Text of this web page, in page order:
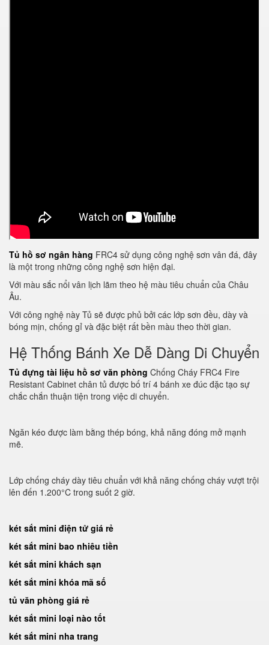
Tủ hồ sơ ngân hàng FRC4 sử dụng công nghệ sơn vân đá, đây
là một trong những công nghệ sơn hiện đại.
Với màu sắc nổi vân lịch lãm theo hệ màu tiêu chuẩn của Châu
Âu.
Với công nghệ này Tủ sẽ được phủ bởi các lớp sơn đều, dày và
bóng mịn, chống gỉ và đặc biệt rất bền màu theo thời gian.
Hệ Thống Bánh Xe Dễ Dàng Di Chuyển
Tủ đựng tài liệu hồ sơ văn phòng Chống Cháy FRC4 Fire
Resistant Cabinet chân tủ được bố trí 4 bánh xe đúc đặc tạo sự
chắc chắn thuận tiện trong việc di chuyển.
Ngăn kéo được làm bằng thép bóng, khả năng đóng mở mạnh
mẽ.
Lớp chống cháy dày tiêu chuẩn với khả năng chống cháy vượt trội
lên đến 1.200°C trong suốt 2 giờ.
két sắt mini điện tử giá rẻ
két sắt mini bao nhiêu tiền
két sắt mini khách sạn
két sắt mini khóa mã số
tủ văn phòng giá rẻ
két sắt mini loại nào tốt
két sắt mini nha trang